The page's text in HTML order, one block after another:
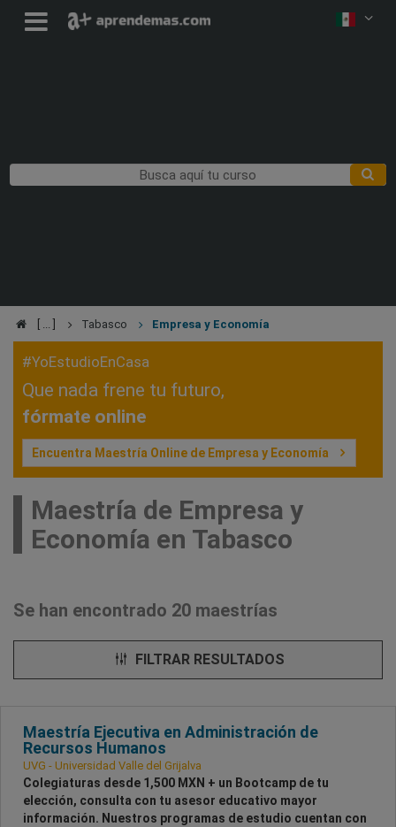
Tabasco Empresa y Economía
#YoEstudioEnCasa
Que nada frene tu futuro,
fórmate online
Encuentra Maestría Online de Empresa y Economía
Maestría de Empresa y
Economía en Tabasco
Se han encontrado 20 maestrías
FILTRAR RESULTADOS
Maestría Ejecutiva en Administración de
Recursos Humanos
UVG - Universidad Valle del Grijalva
Colegiaturas desde 1,500 MXN + un Bootcamp de tu
elección, consulta con tu asesor educativo mayor
información. Nuestros programas de estudio cuentan con